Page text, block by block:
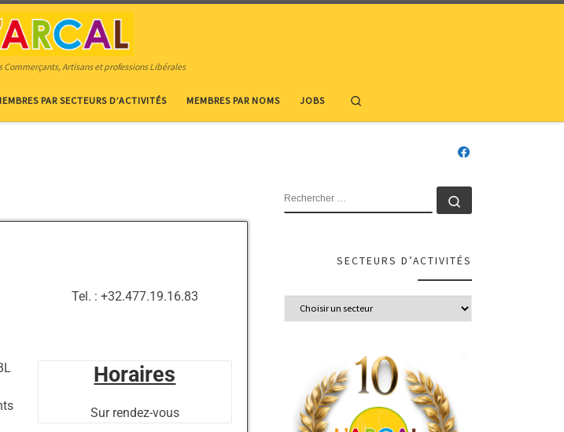
Commerçants, Artisans et professions Libérales
PAR SECTEURS D’ACTIVITÉS MEMBRES PAR NOMS JOBS
Tel. : +32.477.19.16.83
Horaires
Sur rendez-vous
SECTEURS D’ACTIVITÉS